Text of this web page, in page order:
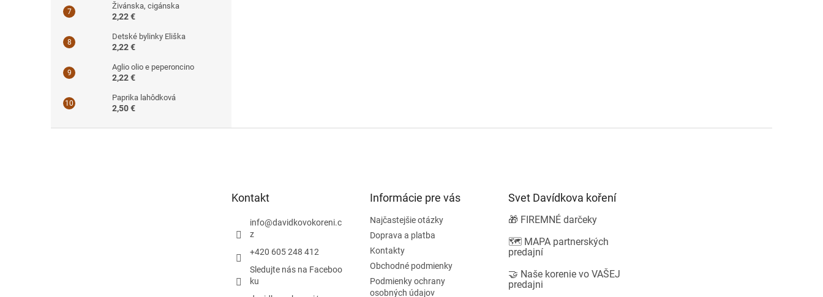
Živánska, cigánska
2,22 €
Detské bylinky Eliška
2,22 €
Aglio olio e peperoncino
2,22 €
Paprika lahôdková
2,50 €
Kontakt
info@davidkovokoreni.c
z
+420 605 248 412
Sledujte nás na Faceboo
ku
Informácie pre vás
Najčastejšie otázky
Doprava a platba
Kontakty
Obchodné podmienky
Podmienky ochrany
osobných údajov
Svet Davídkova koření
🎁 FIREMNÉ darčeky
🗺️ MAPA partnerských
predajní
🤝 Naše korenie vo VAŠEJ
predajni